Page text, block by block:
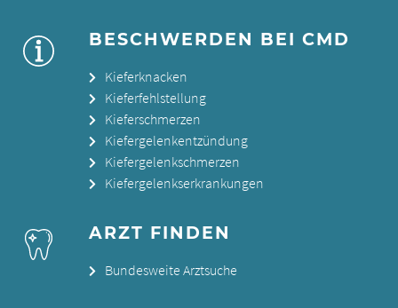
BESCHWERDEN BEI CMD
Kieferknacken
Kieferfehlstellung
Kieferschmerzen
Kiefergelenkentzündung
Kiefergelenkschmerzen
Kiefergelenkserkrankungen
ARZT FINDEN
Bundesweite Arztsuche